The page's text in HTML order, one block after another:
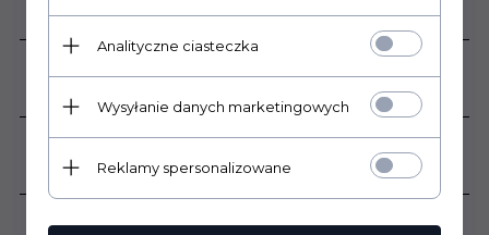
Wewnątrz
10 mm
Sprzedaż produktu:
Produkt sprzedawany na sztuki
Analityczne ciasteczka
Wysyłanie danych marketingowych
Reklamy spersonalizowane